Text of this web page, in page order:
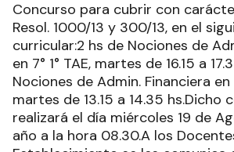
Concurso para cubrir con
Resol. 1000/13 y 300/13, en el
curricular:2 hs de Nociones de
en 7° 1° TAE, martes de 16.15 a
Nociones de Admin. Financiera en
martes de 13.15 a 14.35 hs.Dicho
realizará el día miércoles 19 de
año a la hora 08.30.A los